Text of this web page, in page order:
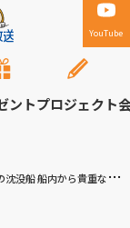
YouTube
ントプロジェクト
船内から貴重な遺物を発掘